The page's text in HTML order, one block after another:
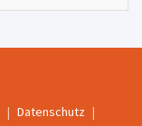
Datenschutz